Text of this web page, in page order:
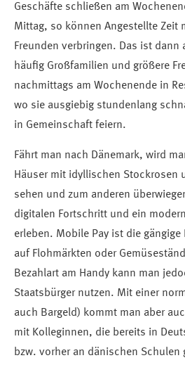
Geschäfte schließen am
Mittag, so können Angestellte Zeit
Freunden verbringen. Das ist
häufig Großfamilien und größere
nachmittags am Wochenende in
wo sie ausgiebig stundenlang
in Gemeinschaft feiern.
Fährt man nach Dänemark, wird
Häuser mit idyllischen Stockrosen
sehen und zum anderen
digitalen Fortschritt und ein
erleben. Mobile Pay ist die
auf Flohmärkten oder
Bezahlart am Handy kann man
Staatsbürger nutzen. Mit einer
auch Bargeld) kommt man aber
mit Kolleginnen, die bereits in
bzw. vorher an dänischen Schulen